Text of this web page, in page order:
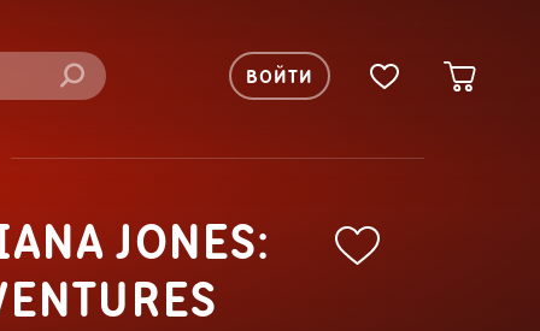
ВОЙТИ
JONES: